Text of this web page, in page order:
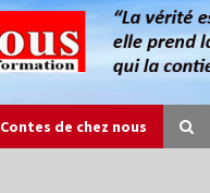
Contes de chez nous